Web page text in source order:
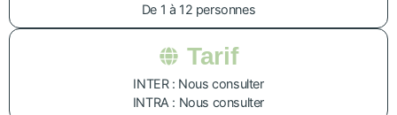
De 1 à 12 personnes
Tarif
INTER : Nous consulter
INTRA : Nous consulter